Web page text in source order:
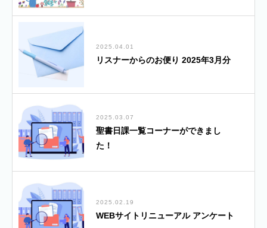
2025.04.01
リスナーからのお便り 2025年3月分
2025.03.07
聖書日課一覧コーナーができまし
た！
2025.02.19
WEBサイトリニューアル アンケート